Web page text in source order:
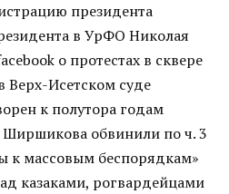
президента
в УрФО Николая
о протестах в сквере
Верх-Исетском суде
к полутора годам
обвинили по ч. 3
к массовым беспорядкам»
казаками, рогвардейцами